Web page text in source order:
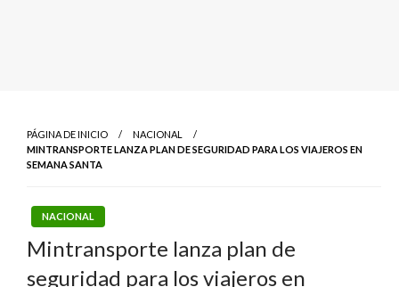
PÁGINA DE INICIO
NACIONAL
MINTRANSPORTE LANZA PLAN DE SEGURIDAD PARA LOS VIAJEROS EN
SEMANA SANTA
NACIONAL
Mintransporte lanza plan de
seguridad para los viajeros en